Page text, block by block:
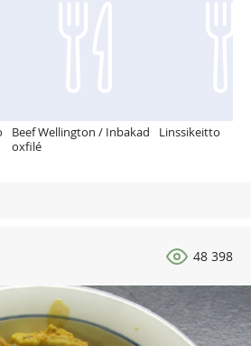
Beef Wellington / Inbakad
oxfilé
Linssikeitto
48 398